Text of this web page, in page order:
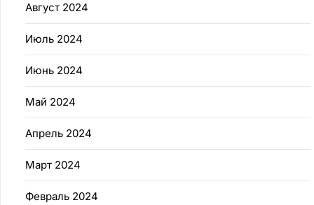
Август 2024
Июль 2024
Июнь 2024
Май 2024
Апрель 2024
Март 2024
Февраль 2024